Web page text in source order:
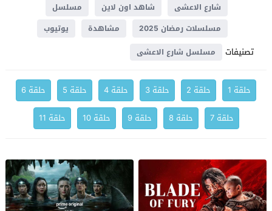
شارع الاعشى
شاهد اون لاين
مسلسل
مسلسلات رمضان 2025
مشاهدة يوتيوب
تصنيفات مسلسل شارع الاعشى
حلقة 1 حلقة 2 حلقة 3 حلقة 4 حلقة 5
حلقة 6
حلقة 7
حلقة 8 حلقة 9 حلقة 10 حلقة 11